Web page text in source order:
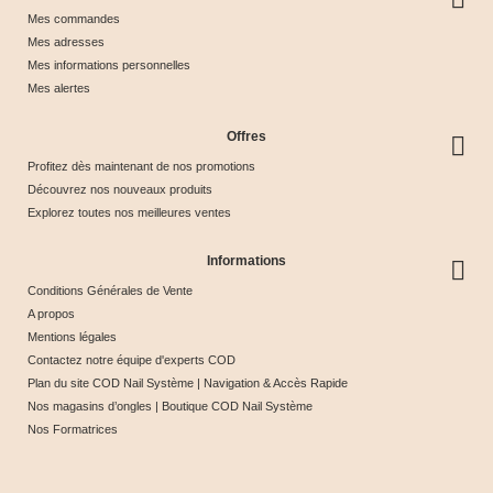
Mes commandes
Mes adresses
Mes informations personnelles
Mes alertes
Offres
Profitez dès maintenant de nos promotions
Découvrez nos nouveaux produits
Explorez toutes nos meilleures ventes
Informations
Conditions Générales de Vente
A propos
Mentions légales
Contactez notre équipe d'experts COD
Plan du site COD Nail Système | Navigation & Accès Rapide
Nos magasins d’ongles | Boutique COD Nail Système
Nos Formatrices